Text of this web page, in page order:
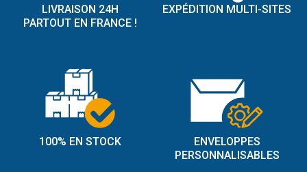
LIVRAISON 24H
PARTOUT EN FRANCE !
EXPÉDITION MULTI-SITES
100% EN STOCK
ENVELOPPES
PERSONNALISABLES